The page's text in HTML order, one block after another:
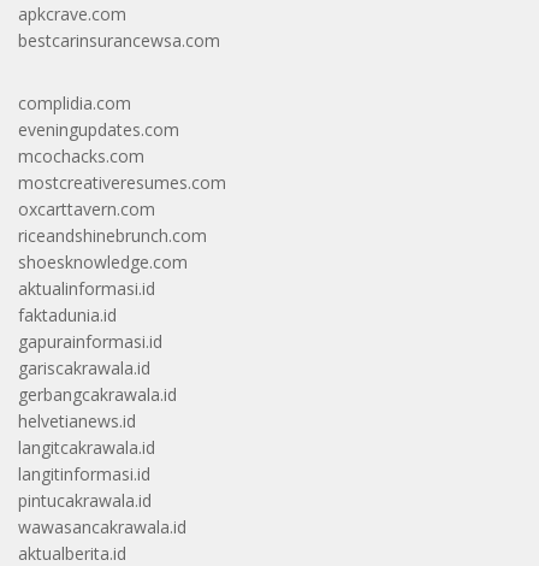
apkcrave.com
bestcarinsurancewsa.com
complidia.com
eveningupdates.com
mcochacks.com
mostcreativeresumes.com
oxcarttavern.com
riceandshinebrunch.com
shoesknowledge.com
aktualinformasi.id
faktadunia.id
gapurainformasi.id
gariscakrawala.id
gerbangcakrawala.id
helvetianews.id
langitcakrawala.id
langitinformasi.id
pintucakrawala.id
wawasancakrawala.id
aktualberita.id